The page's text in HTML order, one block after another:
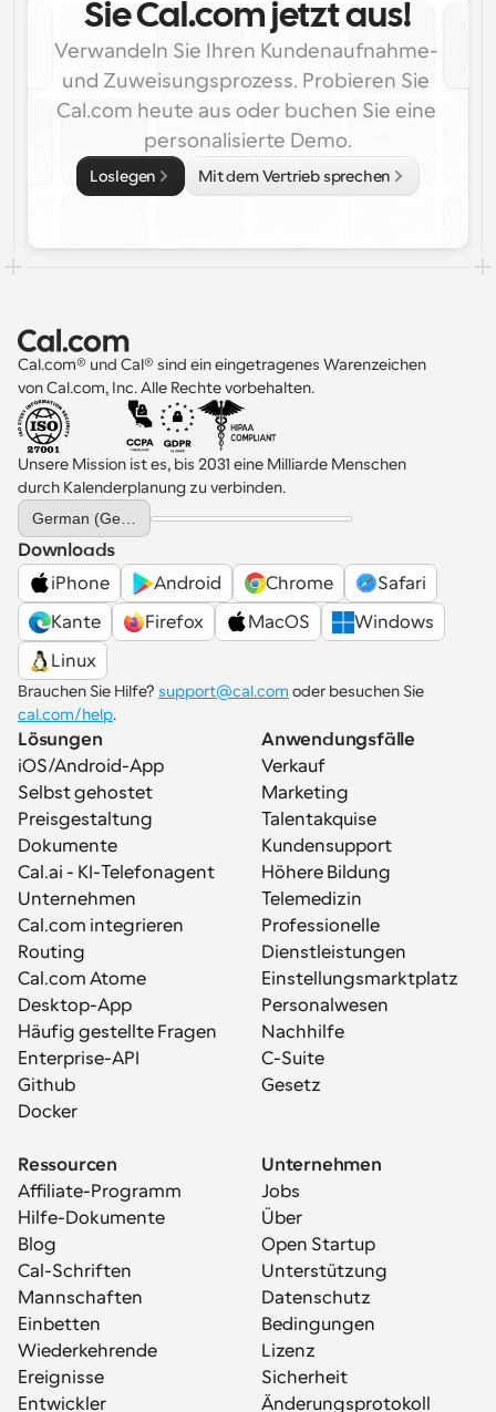
Sie Cal.com jetzt aus!
Verwandeln Sie Ihren Kundenaufnahme-
und Zuweisungsprozess. Probieren Sie
Cal.com heute aus oder buchen Sie eine
personalisierte Demo.
Loslegen Mit dem Vertrieb sprechen
Cal.com® und Cal® sind ein eingetragenes Warenzeichen
von Cal.com, Inc. Alle Rechte vorbehalten.
Unsere Mission ist es, bis 2031 eine Milliarde Menschen
durch Kalenderplanung zu verbinden.
Select Language
Downloads
iPhone
Android Chrome
Safari
Kante
Firefox MacOS
Windows
Linux
Brauchen Sie Hilfe? support@cal.com
cal.com/help.
Lösungen
iOS/Android-App
Selbst gehostet
Preisgestaltung
Dokumente
Cal.ai - KI-Telefonagent
Unternehmen
Cal.com integrieren
Routing
Cal.com Atome
Desktop-App
Häufig gestellte Fragen
Enterprise-API
Github
Docker
Anwendungsfälle
Verkauf
Marketing
Talentakquise
Kundensupport
Höhere Bildung
Telemedizin
Professionelle
Dienstleistungen
Einstellungsmarktplatz
Personalwesen
Nachhilfe
C-Suite
Gesetz
Ressourcen
Affiliate-Programm
Hilfe-Dokumente
Blog
Cal-Schriften
Mannschaften
Einbetten
Wiederkehrende
Ereignisse
Entwickler
Unternehmen
Jobs
Über
Open Startup
Unterstützung
Datenschutz
Bedingungen
Lizenz
Sicherheit
Änderungsprotokoll